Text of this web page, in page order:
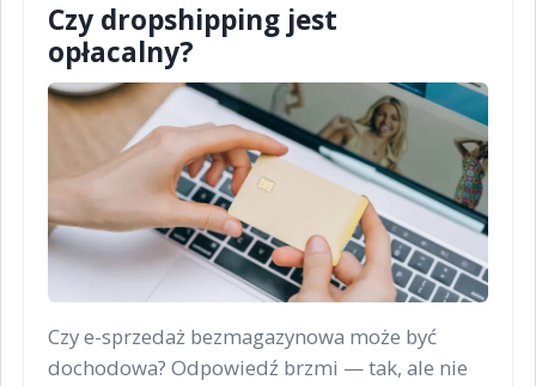
Czy dropshipping jest
opłacalny?
Czy e-sprzedaż bezmagazynowa może być
dochodowa? Odpowiedź brzmi — tak, ale nie